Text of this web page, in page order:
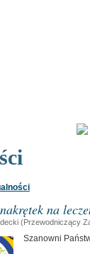
na
(Przewodniczący
Szanowni